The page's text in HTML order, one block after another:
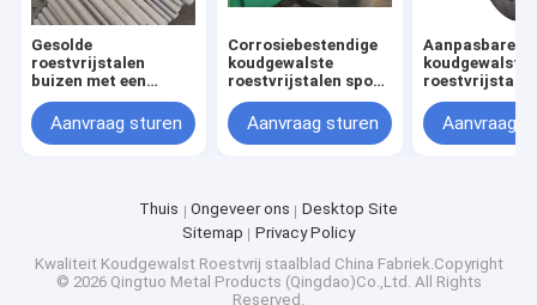
Gesolde
roestvrijstalen
buizen met een
matte oppervlakte
voor zeer corrosieve
atmosfeer
Aanvraag sturen
Corrosiebestendige
koudgewalste
roestvrijstalen spoel
voor maritieme
toepassingen
Aanvraag sturen
Aanpasbare
koudgewalste
voor
projecten
Aanvraag
Thuis Ongeveer ons
Desktop Site
Sitemap
Privacy Policy
Kwaliteit Koudgewalst Roestvrij staalblad China Fabriek.Copyright
© 2026 Qingtuo Metal Products (Qingdao)Co.,Ltd. All Rights
Reserved.